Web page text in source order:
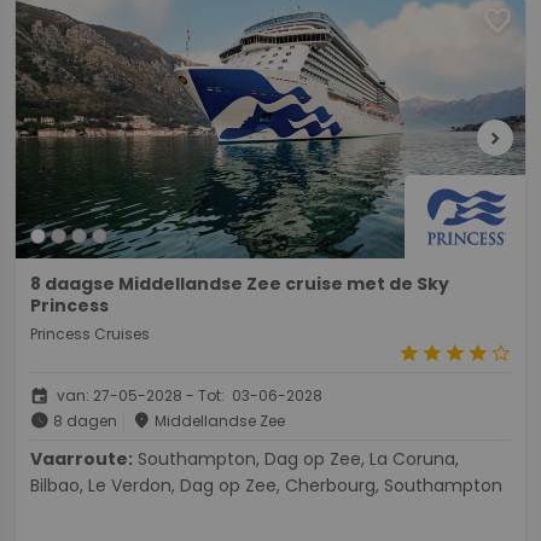
favorite
chevron_right
8 daagse Middellandse Zee cruise met de Sky
Princess
Princess Cruises
starstarstarstarstar_border
event van: 27-05-2028 - Tot: 03-06-2028
schedule 8 dagen place Middellandse Zee
Vaarroute:
Bilbao, Le Verdon, Dag op Zee, Cherbourg, Southampton